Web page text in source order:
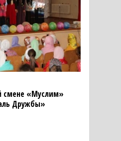
смене «Муслим»
Дружбы»